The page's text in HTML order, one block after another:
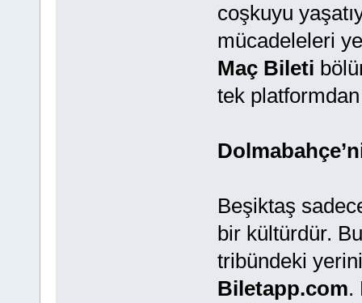
coşkuyu
mücadeleleri
Maç Bileti
tek
Beşiktaş
bir kültürdür.
tribündeki
Biletapp.com.